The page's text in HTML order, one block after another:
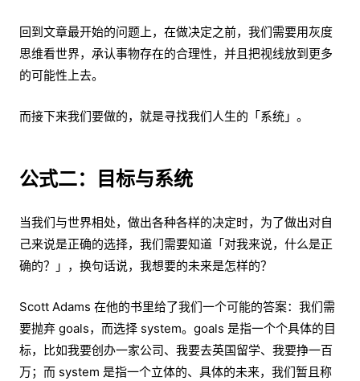
回到文章最开始的问题上，在做决定之前，我们需要用灰度
思维看世界，承认事物存在的合理性，并且把视线放到更多
的可能性上去。
而接下来我们要做的，就是寻找我们人生的「系统」。
公式二：目标与系统
当我们与世界相处，做出各种各样的决定时，为了做出对自
己来说是正确的选择，我们需要知道「对我来说，什么是正
确的？」，换句话说，我想要的未来是怎样的？
Scott Adams 在他的书里给了我们一个可能的答案：我们需
要抛弃 goals，而选择 system。goals 是指一个个具体的目
标，比如我要创办一家公司、我要去英国留学、我要挣一百
万；而 system 是指一个立体的、具体的未来，我们暂且称